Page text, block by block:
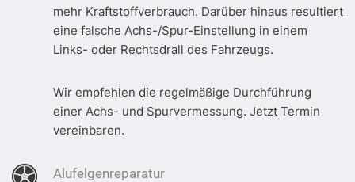
mehr Kraftstoffverbrauch. Darüber hinaus resultiert
eine falsche Achs-/Spur-Einstellung in einem
Links- oder Rechtsdrall des Fahrzeugs.
Wir empfehlen die regelmäßige Durchführung
einer Achs- und Spurvermessung. Jetzt Termin
vereinbaren.
Alufelgenreparatur